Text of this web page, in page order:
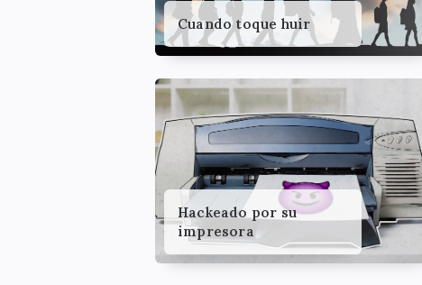
Cuando toque huir
Hackeado por su
impresora